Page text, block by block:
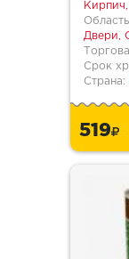
Двери,
Срок
Страна:
519